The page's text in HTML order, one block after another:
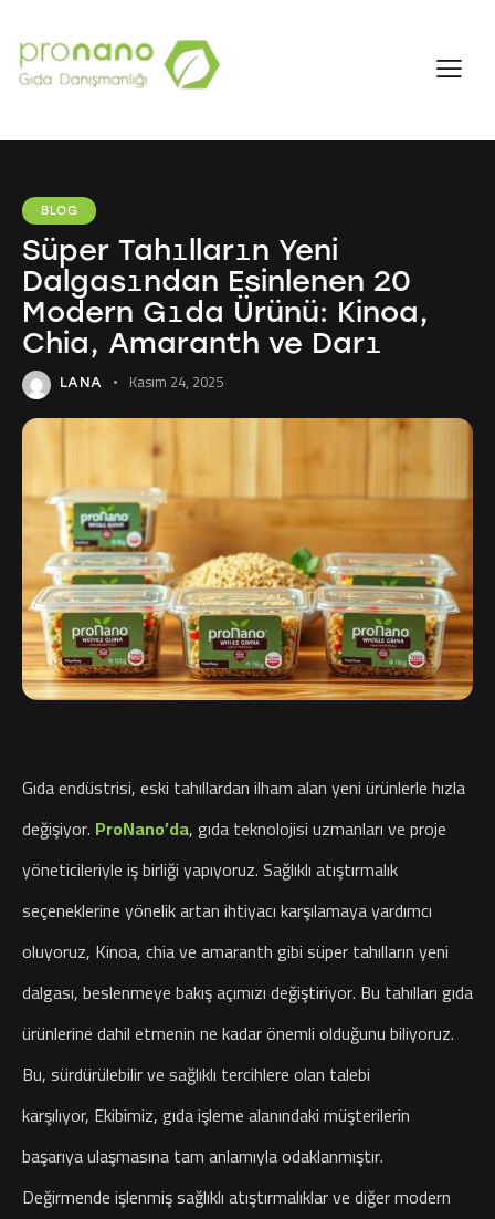
BLOG
Süper Tahılların Yeni
Dalgasından Esinlenen 20
Modern Gıda Ürünü: Kinoa,
Chia, Amaranth ve Darı
LANA Kasım 24, 2025
Gıda endüstrisi, eski tahıllardan ilham alan yeni ürünlerle hızla
değişiyor. ProNano’da, gıda teknolojisi uzmanları ve proje
yöneticileriyle iş birliği yapıyoruz. Sağlıklı atıştırmalık
seçeneklerine yönelik artan ihtiyacı karşılamaya yardımcı
oluyoruz, Kinoa, chia ve amaranth gibi süper tahılların yeni
dalgası, beslenmeye bakış açımızı değiştiriyor. Bu tahılları gıda
ürünlerine dahil etmenin ne kadar önemli olduğunu biliyoruz.
Bu, sürdürülebilir ve sağlıklı tercihlere olan talebi
karşılıyor, Ekibimiz, gıda işleme alanındaki müşterilerin
başarıya ulaşmasına tam anlamıyla odaklanmıştır.
Değirmende işlenmiş sağlıklı atıştırmalıklar ve diğer modern